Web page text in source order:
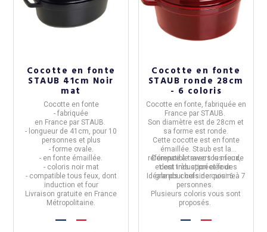
-10%
(12 avis)
Cocotte en fonte
STAUB 41cm Noir
mat
Cocotte en fonte
- fabriquée
en France parSTAUB.
- longueur de 41cm, pour 10
personnes et plus
- forme ovale.
- enfonte émaillée.
- coloris noir mat
- compatible tous feux, dont
induction et four
Livraison gratuite en France
Métropolitaine.
Cocotte en fonte
STAUB ronde 28cm
- 6 coloris
Cocotte en fonte, fabriquée en
France parSTAUB.
Son diamètre est de 28cm et
sa forme est ronde.
Cette cocotte est en fonte
émaillée. Staub est la
référence à travers le monde
et est très appréciée des
grands chefs de cuisine.
Compatible avec tous feux,
dont induction et four.
Idéale pour cuisiner pour6 à 7
personnes.
Plusieurs coloris vous sont
proposés.